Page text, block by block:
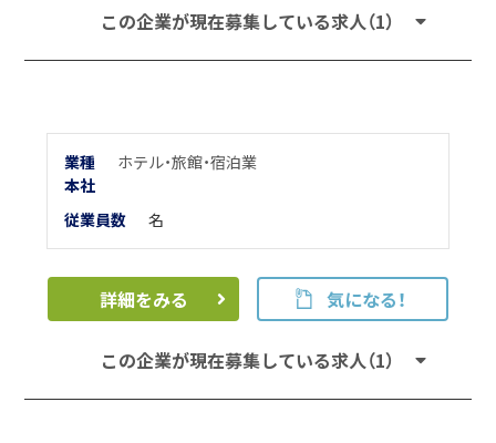
この企業が現在募集している求人（1）
業種
ホテル・旅館・宿泊業
本社
従業員数
名
詳細をみる 気になる！
この企業が現在募集している求人（1）